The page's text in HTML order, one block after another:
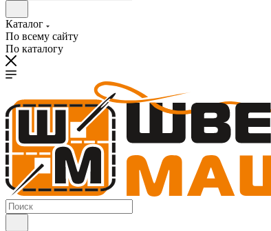
Каталог
По всему сайту
По каталогу